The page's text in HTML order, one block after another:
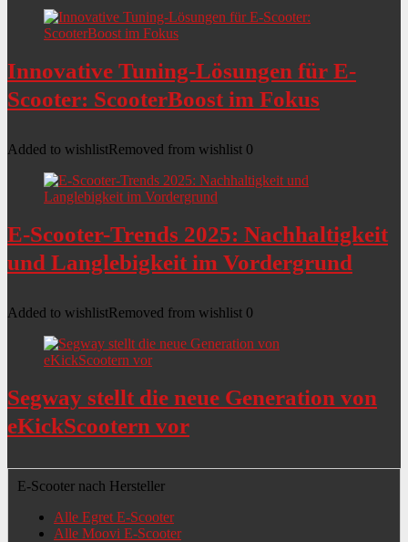
Innovative Tuning-Lösungen für E-
Scooter: ScooterBoost im Fokus
Added to wishlistRemoved from wishlist 0
E-Scooter-Trends 2025: Nachhaltigkeit
und Langlebigkeit im Vordergrund
Added to wishlistRemoved from wishlist 0
Segway stellt die neue Generation von
eKickScootern vor
E-Scooter nach Hersteller
Alle Egret E-Scooter
Alle Moovi E-Scooter